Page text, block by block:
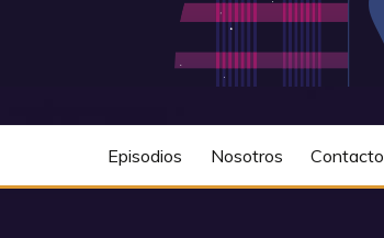
Episodios Nosotros Contacto